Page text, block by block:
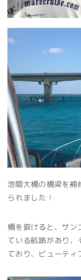
池間大橋の橋梁を補
られました！
橋を抜けると、サン
ている航路があり、
ており、ビューティ